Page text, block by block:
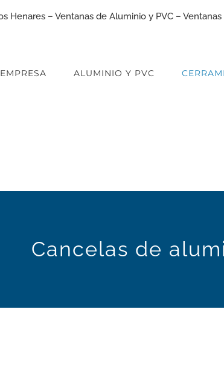
EMPRESA ALUMINIO Y PVC
Cancelas de